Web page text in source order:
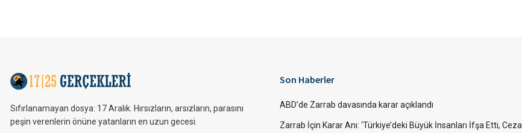
Sıfırlanamayan dosya: 17 Aralık. Hırsızların, arsızların, parasını
peşin verenlerin önüne yatanların en uzun gecesi.
Son Haberler
ABD’de Zarrab davasında karar açıklandı
Zarrab İçin Karar Anı: ‘Türkiye’deki Büyük İnsanları İfşa Etti, Ceza